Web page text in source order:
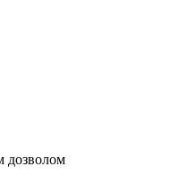
дозволом